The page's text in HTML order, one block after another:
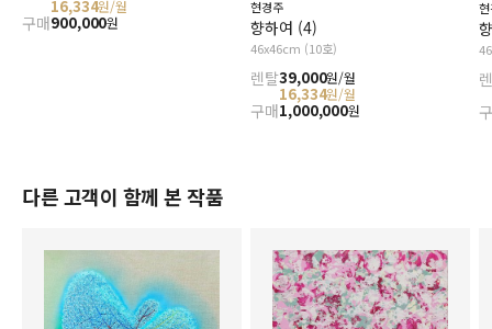
16,334원/월
구매900,000원
현경주
향하여 (4)
46x46cm (10호)
렌탈39,000원/월
16,334원/월
구매1,000,000원
다른 고객이 함께 본 작품